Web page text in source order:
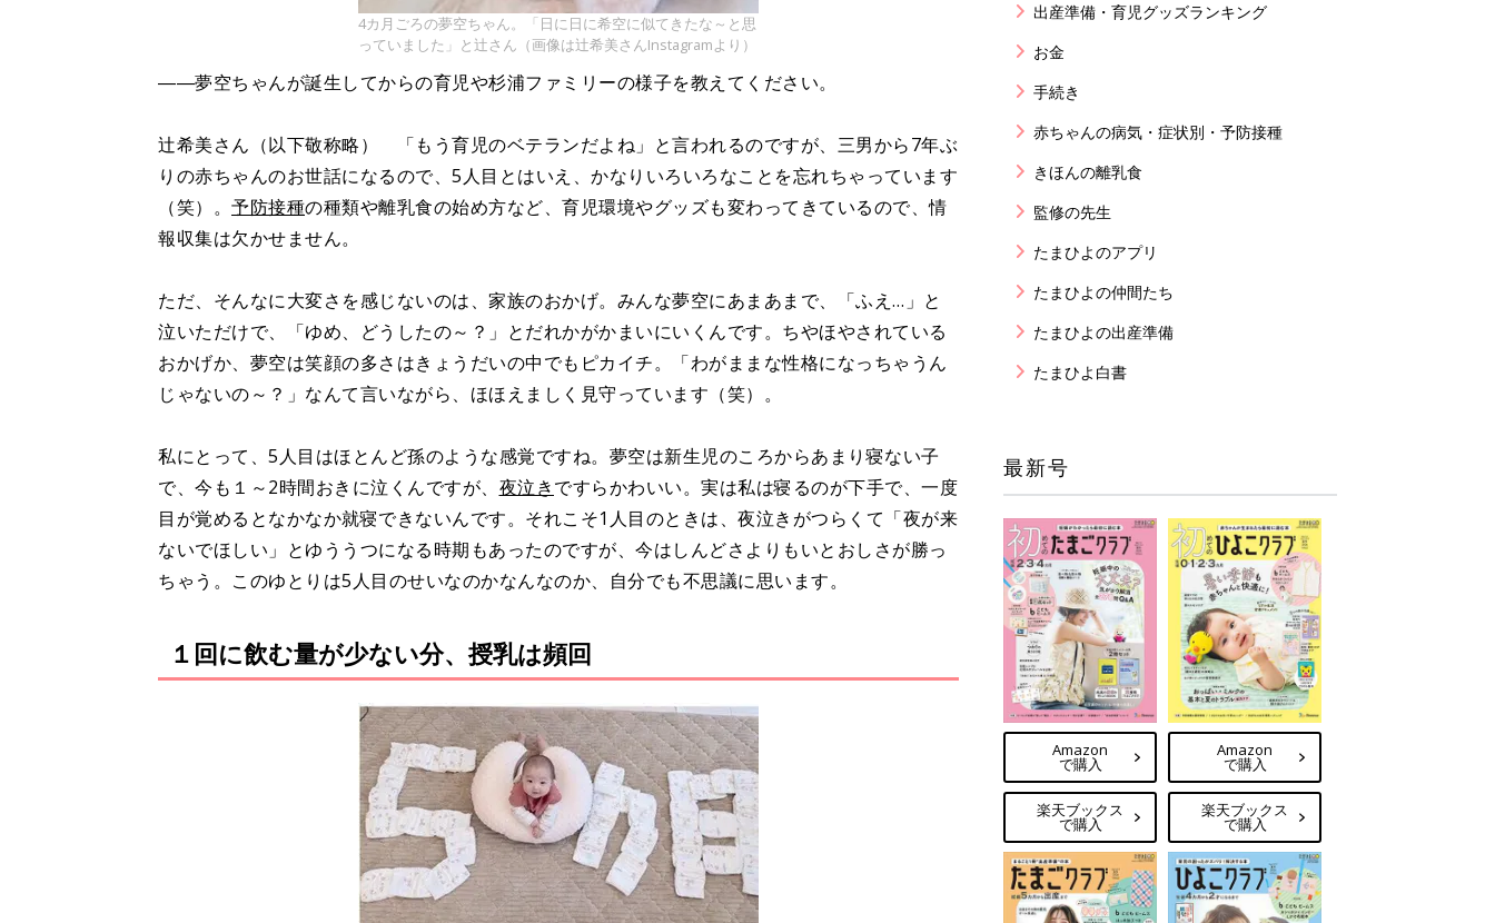
4カ月ごろの夢空ちゃん。「日に日に希空に似てきたな～と思
っていました」と辻さん（画像は辻希美さんInstagramより）
――夢空ちゃんが誕生してからの育児や杉浦ファミリーの様子を教えてください。
辻希美さん（以下敬称略） 「もう育児のベテランだよね」と言われるのですが、三男から7年ぶ
りの赤ちゃんのお世話になるので、5人目とはいえ、かなりいろいろなことを忘れちゃっています
（笑）。 予防接種の種類や離乳食の始め方など、育児環境やグッズも変わってきているので、情
報収集は欠かせません。
ただ、そんなに大変さを感じないのは、家族のおかげ。みんな夢空にあまあまで、「ふえ…」と
泣いただけで、「ゆめ、どうしたの～？」とだれかがかまいにいくんです。ちやほやされている
おかげか、夢空は笑顔の多さはきょうだいの中でもピカイチ。「わがままな性格になっちゃうん
じゃないの～？」なんて言いながら、ほほえましく見守っています（笑）。
私にとって、5人目はほとんど孫のような感覚ですね。夢空は新生児のころからあまり寝ない子
で、今も１～2時間おきに泣くんですが、 夜泣きですらかわいい。実は私は寝るのが下手で、一度
目が覚めるとなかなか就寝できないんです。それこそ1人目のときは、夜泣きがつらくて「夜が来
ないでほしい」とゆううつになる時期もあったのですが、今はしんどさよりもいとおしさが勝っ
ちゃう。このゆとりは5人目のせいなのかなんなのか、自分でも不思議に思います。
１回に飲む量が少ない分、授乳は頻回
出産準備・育児グッズランキング
お金
手続き
赤ちゃんの病気・症状別・予防接種
きほんの離乳食
監修の先生
たまひよのアプリ
たまひよの仲間たち
たまひよの出産準備
たまひよ白書
最新号
Amazon
で購入
楽天ブックス
で購入
Amazon
で購入
楽天ブックス
で購入